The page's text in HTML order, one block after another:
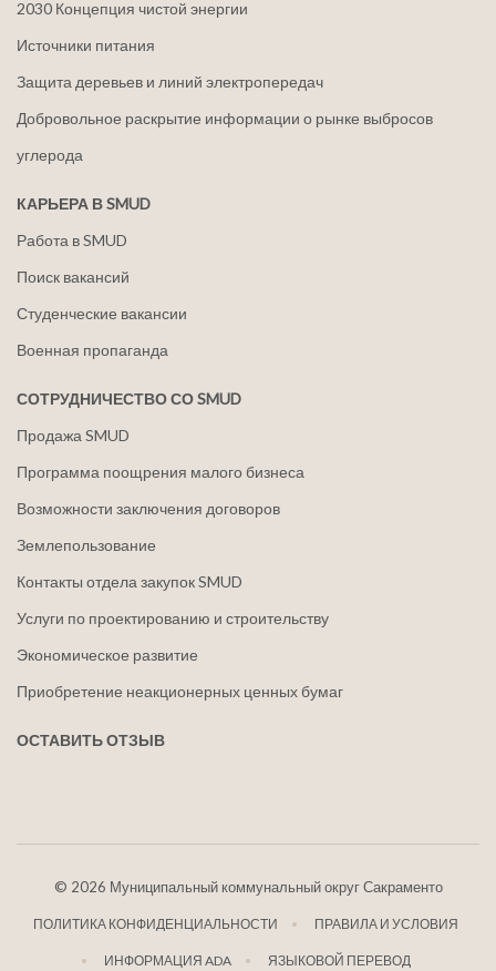
2030 Концепция чистой энергии
Источники питания
Защита деревьев и линий электропередач
Добровольное раскрытие информации о рынке выбросов
углерода
КАРЬЕРА В SMUD
Работа в SMUD
Поиск вакансий
Студенческие вакансии
Военная пропаганда
СОТРУДНИЧЕСТВО СО SMUD
Продажа SMUD
Программа поощрения малого бизнеса
Возможности заключения договоров
Землепользование
Контакты отдела закупок SMUD
Услуги по проектированию и строительству
Экономическое развитие
Приобретение неакционерных ценных бумаг
ОСТАВИТЬ ОТЗЫВ
© 2026 Муниципальный коммунальный округ Сакраменто
ПОЛИТИКА КОНФИДЕНЦИАЛЬНОСТИ ПРАВИЛА И УСЛОВИЯ
ИНФОРМАЦИЯ ADA ЯЗЫКОВОЙ ПЕРЕВОД